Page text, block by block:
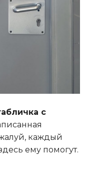
с
каждый
ему помогут.